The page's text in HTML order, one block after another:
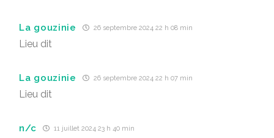
La gouzinie 26 septembre 2024 22 h 08 min
Lieu dit
La gouzinie 26 septembre 2024 22 h 07 min
Lieu dit
n/c 11 juillet 2024 23 h 40 min